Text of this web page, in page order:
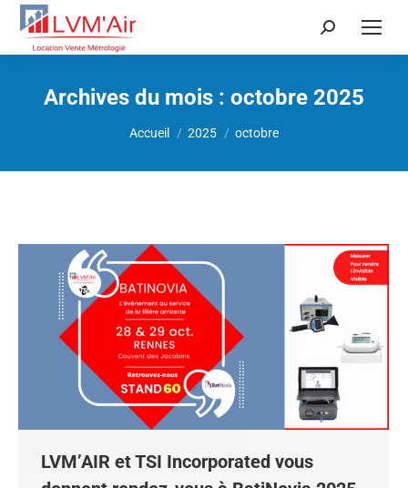
Recherche
Archives du mois : octobre 2025
Accueil 2025 octobre
LVM’AIR et TSI Incorporated vous